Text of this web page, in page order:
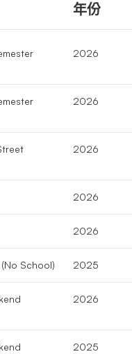
年份
2026
2026
2026
2026
2026
School) 2025
2026
2025